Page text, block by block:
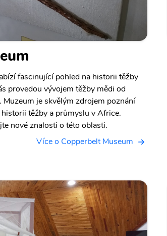
fascinující pohled na historii těžby
provedou vývojem těžby mědi od
je skvělým zdrojem poznání
těžby a průmyslu v Africe.
nové znalosti o této oblasti.
Více o Copperbelt Museum